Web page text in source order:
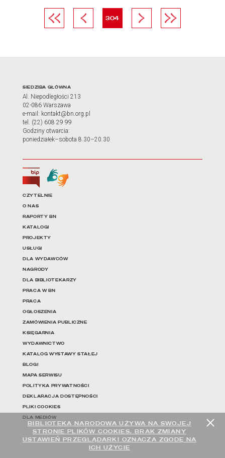
BIBLIOTEKA NARODOWA UŻYWA NA SWOJEJ
STRONIE PLIKÓW COOKIES. BRAK ZMIANY
USTAWIEŃ PRZEGLĄDARKI OZNACZA ZGODĘ NA
ICH UŻYCIE
Pierwsza stronaPoprzednia strona
strona
304 Następna stronaOstatnia strona
Adres oraz godziny
SIEDZIBA GŁÓWNA
Al. Niepodległości 213
02-086 Warszawa
e-mail: kontakt@bn.org.pl
tel. (22) 608 29 99
Godziny otwarcia:
poniedziałek–sobota 8.30–20.30
Biuletyn Informacji Publicznej
Tłumacz języka migowego
Linki do najważniejszych
CZYTELNIE
O NAS
RAPORTY BN
KATALOGI
PROJEKTY
USŁUGI
DLA WYDAWCÓW
NAGRODY
DLA BIBLIOTEKARZY
PRACA W BN
PRACA
OGŁOSZENIA
ZAMÓWIENIA PUBLICZNE
KSIĘGARNIA
WYDAWNICTWO
KATALOG WYSTAWY STAŁEJ
BLOGI
MAPA SERWISU
POLITYKA PRYWATNOŚCI
DEKLARACJA DOSTĘPNOŚCI
PLIKI COOKIES
DLA MEDIÓW